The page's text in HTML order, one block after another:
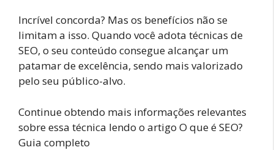
Incrível concorda? Mas os benefícios não se
limitam a isso. Quando você adota técnicas de
SEO, o seu conteúdo consegue alcançar um
patamar de excelência, sendo mais valorizado
pelo seu público-alvo.
Continue obtendo mais informações relevantes
sobre essa técnica lendo o artigo O que é SEO?
Guia completo